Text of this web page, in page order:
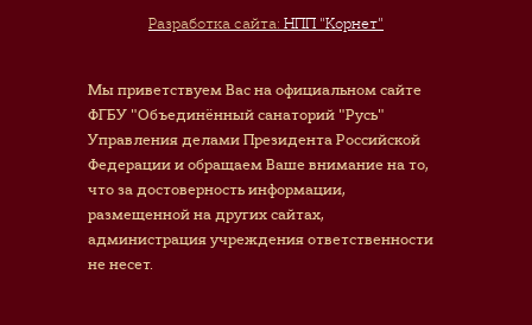
Разработка сайта: НПП "Корнет"
Мы приветствуем Вас на официальном сайте
ФГБУ "Объединённый санаторий "Русь"
Управления делами Президента Российской
Федерации и обращаем Ваше внимание на то,
что за достоверность информации,
размещенной на других сайтах,
администрация учреждения ответственности
не несет.